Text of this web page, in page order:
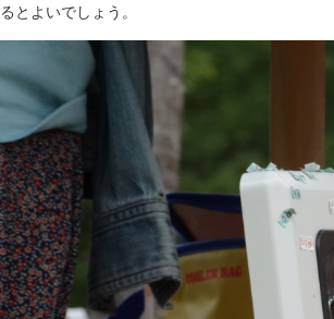
るとよいでしょう。